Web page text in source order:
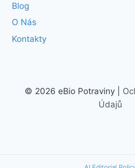
Blog
O Nás
Kontakty
© 2026 eBio Potraviny |
Údajů